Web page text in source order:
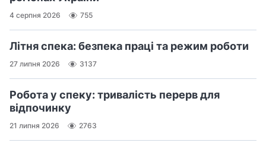
4 серпня 2026 755
Літня спека: безпека праці та режим роботи
27 липня 2026 3137
Робота у спеку: тривалість перерв для
відпочинку
21 липня 2026 2763